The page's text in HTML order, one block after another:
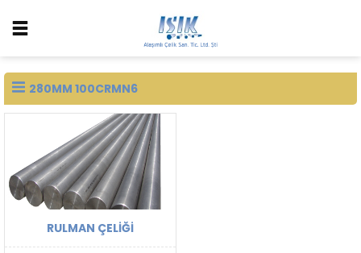
280MM 100CRMN6
RULMAN ÇELIĞI